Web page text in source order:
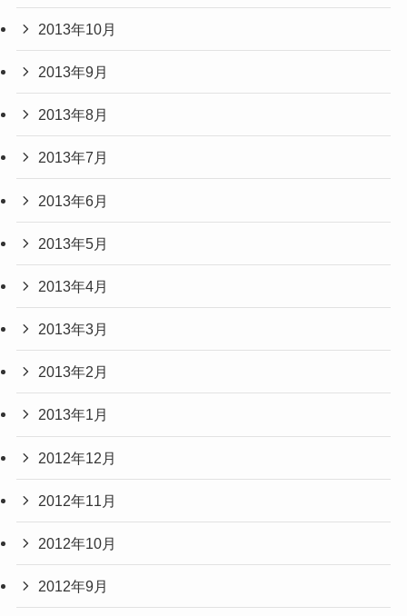
2013年10月
2013年9月
2013年8月
2013年7月
2013年6月
2013年5月
2013年4月
2013年3月
2013年2月
2013年1月
2012年12月
2012年11月
2012年10月
2012年9月